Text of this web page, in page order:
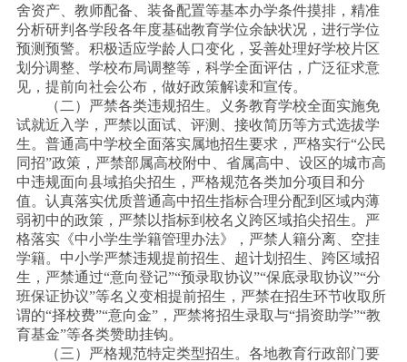
舍资产、教师配备、装备配置等基本办学条件摸排，精准
分析研判各学段各年度基础教育学位余缺状况，进行学位
预测预警。积极适应学龄人口变化，妥善处理好学校片区
划分调整、学校布局调整等，科学全面评估，广泛征求意
见，提前向社会公布，做好政策解读和宣传。
（二）严禁各类违规招生。义务教育学校全面实施免
试就近入学，严禁以面试、评测、接收简历等方式选拔学
生。普通高中学校全面落实属地招生要求，严格实行“公民
同招”政策，严禁部属高校附中、省属高中、设区的城市高
中违规面向县域掐尖招生，严格规范各类加分项目和分
值。认真落实优质普通高中招生指标合理分配到区域内薄
弱初中的政策，严禁以指标到校名义跨区域掐尖招生。严
格落实《中小学生学籍管理办法》，严禁人籍分离、空挂
学籍。中小学严禁违规提前招生、超计划招生、跨区域招
生，严禁通过“意向登记”“预录取协议”“保底录取协议”“分
班保证协议”等名义变相提前招生，严禁在招生环节收取所
谓的“择校费”“意向金”，严禁将招生录取与“捐资助学”“教
育基金”等各类赞助挂钩。
（三）严格规范特定类型招生。各地教育行政部门要